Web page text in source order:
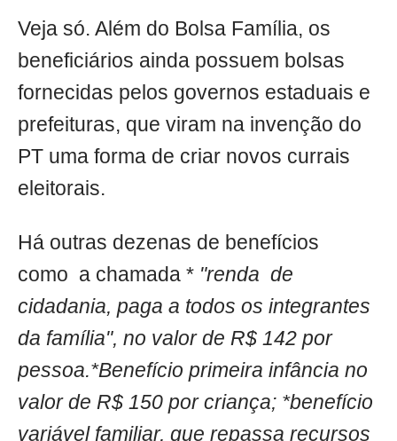
Veja só. Além do Bolsa Família, os
beneficiários ainda possuem bolsas
fornecidas pelos governos estaduais e
prefeituras, que viram na invenção do
PT uma forma de criar novos currais
eleitorais.
Há outras dezenas de benefícios
como a chamada * "renda de
cidadania, paga a todos os integrantes
da família", no valor de R$ 142 por
pessoa.*Benefício primeira infância no
valor de R$ 150 por criança; *benefício
variável familiar, que repassa recursos